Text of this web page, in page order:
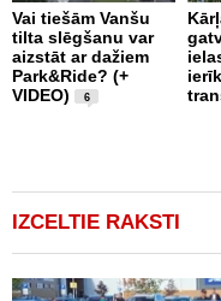
Vai tiešām Vanšu
tilta slēgšanu var
aizstāt ar dažiem
Park&Ride? (+
VIDEO)
6
IZCELTIE RAKSTI